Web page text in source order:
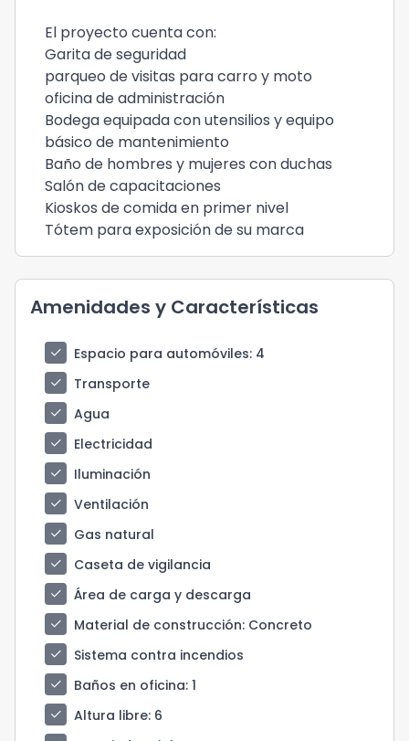
El proyecto cuenta con:
Garita de seguridad
parqueo de visitas para carro y moto
oficina de administración
Bodega equipada con utensilios y equipo
básico de mantenimiento
Baño de hombres y mujeres con duchas
Salón de capacitaciones
Kioskos de comida en primer nivel
Tótem para exposición de su marca
Amenidades y Características
check Espacio para automóviles: 4
check
Transporte
check
Agua
check
Electricidad
check
Iluminación
check
Ventilación
check
Gas natural
check
Caseta de vigilancia
check
Área de carga y descarga
check
Material de construcción: Concreto
check
Sistema contra incendios
check
Baños en oficina: 1
check
Altura libre: 6